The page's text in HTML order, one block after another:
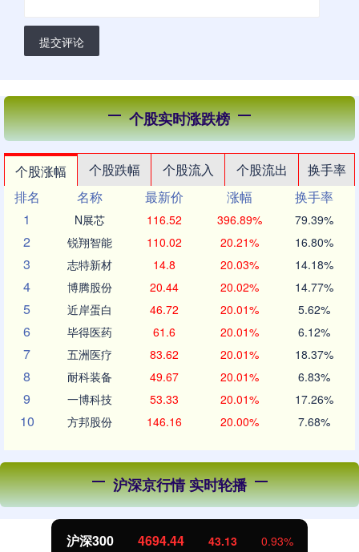
提交评论
个股实时涨跌榜
个股涨幅 个股跌幅 个股流入 个股流出
换手率
排名
名称 最新价 涨幅
换手率
1
N展芯 116.52 396.89% 79.39%
2 锐翔智能 110.02 20.21% 16.80%
3 志特新材 14.8 20.03% 14.18%
4 博腾股份 20.44 20.02% 14.77%
5 近岸蛋白 46.72 20.01% 5.62%
6 毕得医药 61.6 20.01% 6.12%
7 五洲医疗 83.62 20.01% 18.37%
8 耐科装备 49.67 20.01% 6.83%
9 一博科技 53.33 20.01% 17.26%
10 方邦股份 146.16 20.00% 7.68%
沪深京行情 实时轮播
北证50 1134.24 11.37 1.01%